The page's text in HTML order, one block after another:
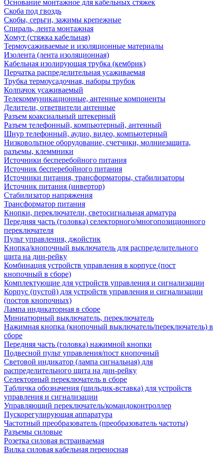
Основание монтажное для кабельных стяжек
Скоба под гвоздь
Скобы, серьги, зажимы крепежные
Спираль, лента монтажная
Хомут (стяжка кабельная)
Термоусаживаемые и изоляционные материалы
Изолента (лента изоляционная)
Кабельная изолирующая трубка (кембрик)
Перчатка распределительная усаживаемая
Трубка термоусадочная, наборы трубок
Колпачок усаживаемый
Телекоммуникационные, антенные компоненты
Делители, ответвители антенные
Разъем коаксиальный штекерный
Разъем телефонный, компьютерный, антенный
Шнур телефонный, аудио, видео, компьютерный
Низковольтное оборудование, счетчики, молниезащита,
разъемы, клеммники
Источники бесперебойного питания
Источник бесперебойного питания
Источники питания, трансформаторы, стабилизаторы
Источник питания (инвертор)
Стабилизатор напряжения
Трансформатор питания
Кнопки, переключатели, светосигнальная арматура
Передняя часть (головка) селекторного/многопозиционного
переключателя
Пульт управления, джойстик
Кнопка/кнопочный выключатель для распределительного
щита на дин-рейку
Комбинация устройств управления в корпусе (пост
кнопочный в сборе)
Комплектующие для устройств управления и сигнализации
Корпус (пустой) для устройств управления и сигнализации
(постов кнопочных)
Лампа индикаторная в сборе
Миниатюрный выключатель, переключатель
Нажимная кнопка (кнопочный выключатель/переключатель) в
сборе
Передняя часть (головка) нажимной кнопки
Подвесной пульт управления/пост кнопочный
Световой индикатор (лампа сигнальная) для
распределительного щита на дин-рейку
Селекторный переключатель в сборе
Табличка обозначения (шильдик-вставка) для устройств
управления и сигнализации
Управляющий переключатель/командоконтроллер
Пускорегулирующая аппаратура
Частотный преобразователь (преобразователь частоты)
Разъемы силовые
Розетка силовая встраиваемая
Вилка силовая кабельная переносная